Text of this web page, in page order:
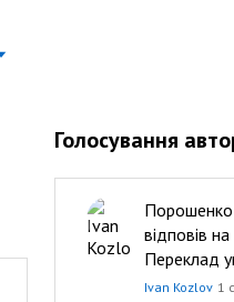
Голосування
Порошенко
відповів
Переклад
Ivan Kozlov 1